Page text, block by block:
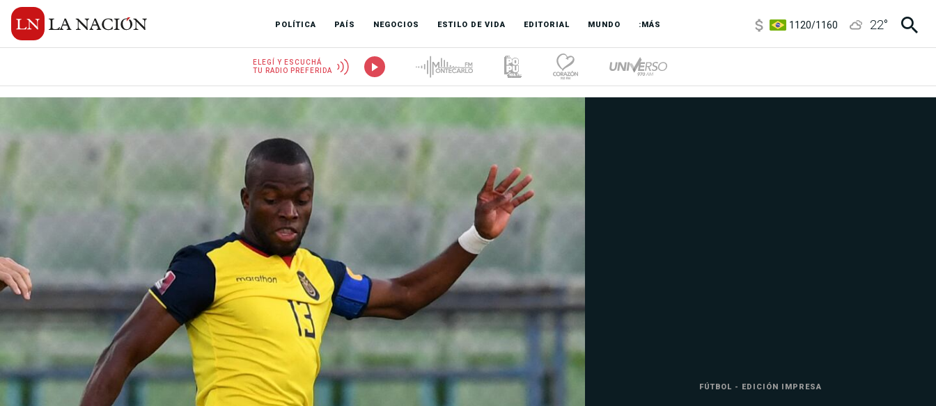
POLÍTICA PAÍS NEGOCIOS ESTILO DE VIDA EDITORIAL MUNDO :MÁS
3,6/3,9
6850/7200
22°
ELEGÍ Y ESCUCHÁ
TU RADIO PREFERIDA
FÚTBOL - EDICIÓN IMPRESA